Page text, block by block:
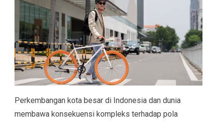
Perkembangan kota besar di Indonesia dan dunia
membawa konsekuensi kompleks terhadap pola